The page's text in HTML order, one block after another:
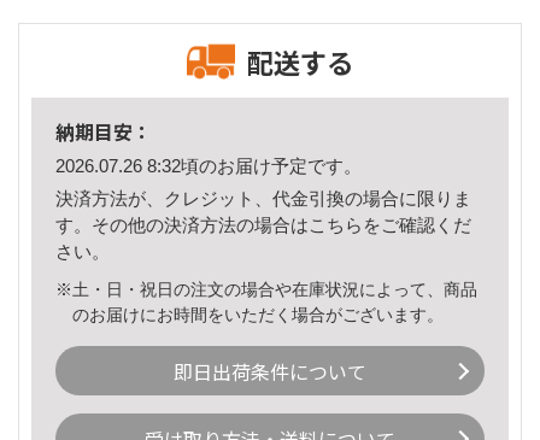
配送する
納期目安：
2026.07.26 8:32頃のお届け予定です。
決済方法が、クレジット、代金引換の場合に限りま
す。その他の決済方法の場合はこちら をご確認くだ
さい。
※土・日・祝日の注文の場合や在庫状況によって、商品
のお届けにお時間をいただく場合がございます。
即日出荷条件について